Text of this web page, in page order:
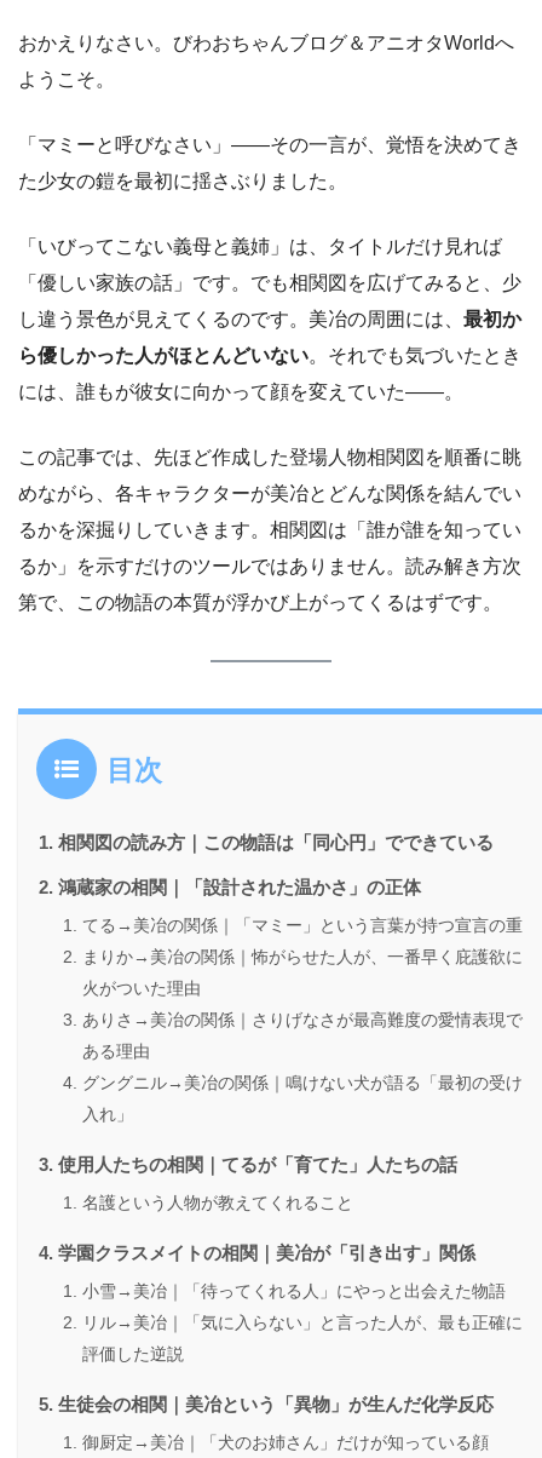
おかえりなさい。びわおちゃんブログ＆アニオタWorldへ
ようこそ。
「マミーと呼びなさい」――その一言が、覚悟を決めてき
た少女の鎧を最初に揺さぶりました。
「いびってこない義母と義姉」は、タイトルだけ見れば
「優しい家族の話」です。でも相関図を広げてみると、少
し違う景色が見えてくるのです。美冶の周囲には、 最初か
ら優しかった人がほとんどいない。それでも気づいたとき
には、誰もが彼女に向かって顔を変えていた――。
この記事では、先ほど作成した登場人物相関図を順番に眺
めながら、各キャラクターが美冶とどんな関係を結んでい
るかを深掘りしていきます。相関図は「誰が誰を知ってい
るか」を示すだけのツールではありません。読み解き方次
第で、この物語の本質が浮かび上がってくるはずです。
目次
相関図の読み方｜この物語は「同心円」でできている
鴻蔵家の相関｜「設計された温かさ」の正体
てる→美冶の関係｜「マミー」という言葉が持つ宣言の重
まりか→美冶の関係｜怖がらせた人が、一番早く庇護欲に
火がついた理由
ありさ→美冶の関係｜さりげなさが最高難度の愛情表現で
ある理由
グングニル→美冶の関係｜鳴けない犬が語る「最初の受け
入れ」
使用人たちの相関｜てるが「育てた」人たちの話
名護という人物が教えてくれること
学園クラスメイトの相関｜美冶が「引き出す」関係
小雪→美冶｜「待ってくれる人」にやっと出会えた物語
リル→美冶｜「気に入らない」と言った人が、最も正確に
評価した逆説
生徒会の相関｜美冶という「異物」が生んだ化学反応
御厨定→美冶｜「犬のお姉さん」だけが知っている顔